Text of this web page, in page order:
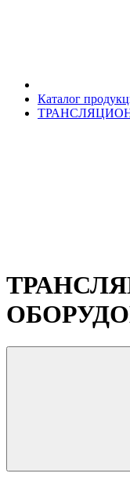
Каталог